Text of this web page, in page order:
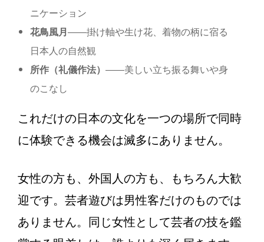
ニケーション
花鳥風月 ——掛け軸や生け花、着物の柄に宿る
日本人の自然観
所作（礼儀作法） ——美しい立ち振る舞いや身
のこなし
これだけの日本の文化を一つの場所で同時
に体験できる機会は滅多にありません。
女性の方も、外国人の方も、もちろん大歓
迎です。芸者遊びは男性客だけのものでは
ありません。同じ女性として芸者の技を鑑